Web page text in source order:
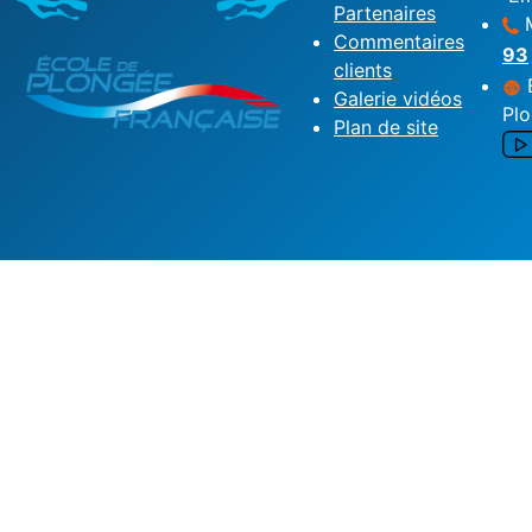
Partenaires
Commentaires
clients
Galerie vidéos
Plan de site
93